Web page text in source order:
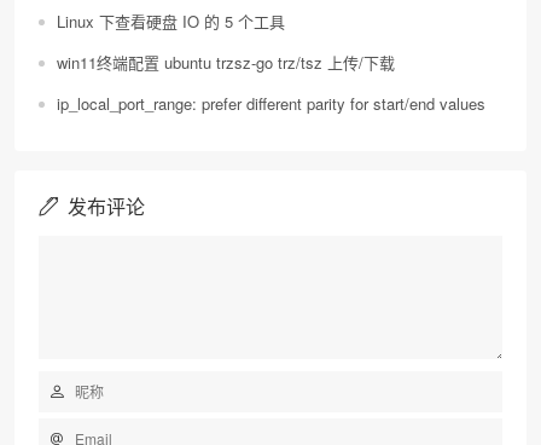
Linux 下查看硬盘 IO 的 5 个工具
win11终端配置 ubuntu trzsz-go trz/tsz 上传/下载
ip_local_port_range: prefer different parity for start/end values
发布评论